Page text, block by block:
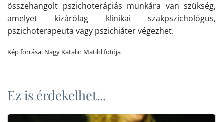
összehangolt pszichoterápiás munkára van szükség,
amelyet kizárólag klinikai szakpszichológus,
pszichoterapeuta vagy pszichiáter végezhet.
Kép forrása: Nagy Katalin Matild fotója
Ez is érdekelhet...